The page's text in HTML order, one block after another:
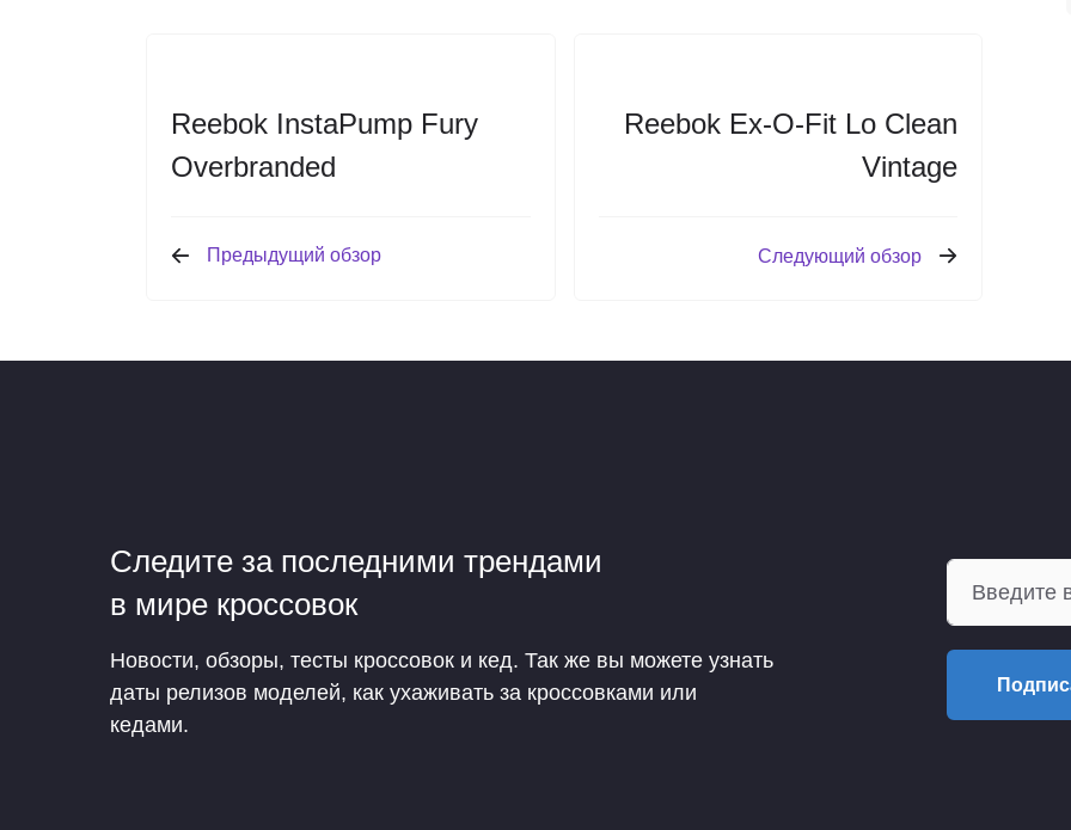
Reebok InstaPump Fury
Overbranded
Предыдущий обзор
Reebok Ex-O-Fit Lo Clean
Vintage
Следующий обзор
Следите за последними трендами
в мире кроссовок
Новости, обзоры, тесты кроссовок и кед. Так же вы можете узнать
даты релизов моделей, как ухаживать за кроссовками или
кедами.